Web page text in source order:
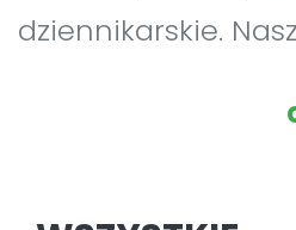
dziennikarskie.
jaki sami